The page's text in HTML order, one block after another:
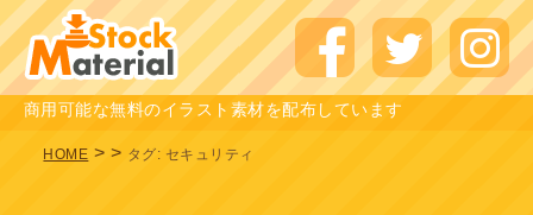
商用可能な無料のイラスト素材を配布しています
HOME > > タグ: セキュリティ